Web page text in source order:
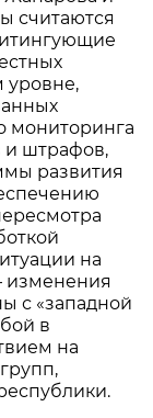
считаются
уровне,
мониторинга
и штрафов,
развития
на
изменения
с «западной
в
на